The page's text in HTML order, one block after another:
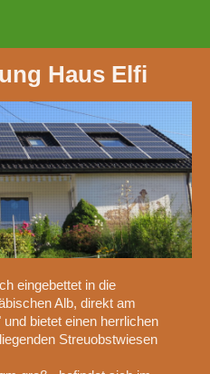
Haus Elfi
eingebettet in die
Alb, direkt am
bietet einen herrlichen
Streuobstwiesen